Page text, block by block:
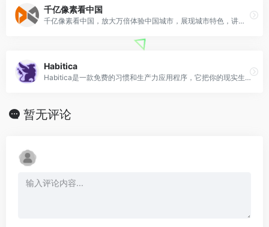
千亿像素看中国
千亿像素看中国，放大万倍体验中国城市，展现城市特色，讲好中华文化。
Habitica
Habitica是一款免费的习惯和生产力应用程序，它把你的现实生活当作一个游戏。
暂无评论